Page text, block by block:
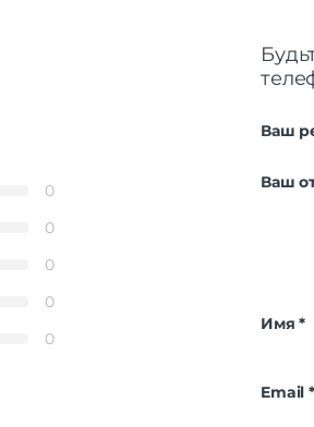
0
0
0
0
0
Ваш
Ваш
Имя*
Email*